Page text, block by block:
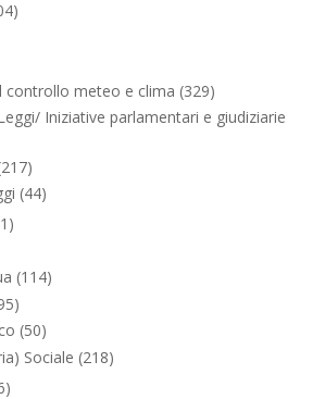
controllo meteo e clima (329)
Iniziative parlamentari e giudiziarie
(44)
(114)
(50)
Sociale (218)